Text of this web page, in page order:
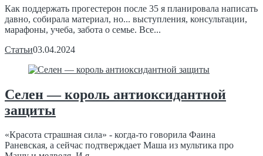
Как поддержать прогестерон после 35 я планировала написать
давно, собирала материал, но... выступления, консультации,
марафоны, учеба, забота о семье. Все...
Статьи03.04.2024
Селен — король антиоксидантной
защиты
«Красота страшная сила» - когда-то говорила Фаина
Раневская, а сейчас подтверждает Маша из мультика про